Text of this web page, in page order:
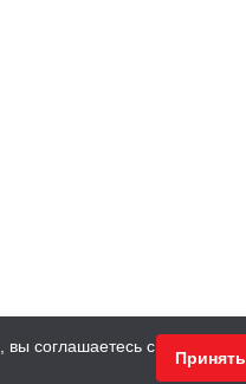
соглашаетесь с
Принять